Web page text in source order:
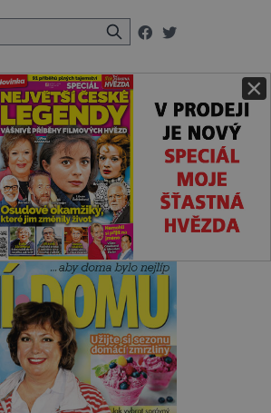
×
Zdravý styl